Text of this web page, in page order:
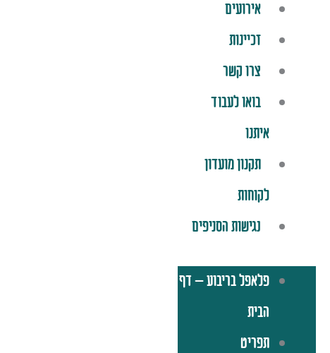
אירועים
זכיינות
צרו קשר
בואו לעבוד
איתנו
תקנון מועדון
לקוחות
נגישות הסניפים
פלאפל בריבוע – דף
הבית
תפריט